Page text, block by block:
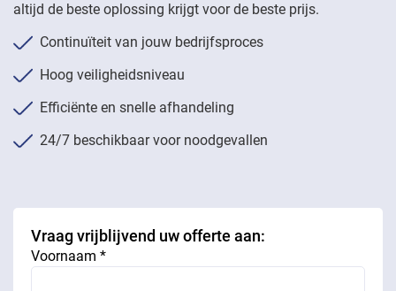
altijd de beste oplossing krijgt voor de beste prijs.
Continuïteit van jouw bedrijfsproces
Hoog veiligheidsniveau
Efficiënte en snelle afhandeling
24/7 beschikbaar voor noodgevallen
Vraag vrijblijvend uw offerte aan:
Voornaam *